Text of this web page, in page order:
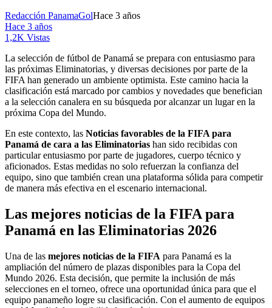
Redacción PanamaGolHace 3 años
Hace 3 años
1,2K Vistas
La selección de fútbol de Panamá se prepara con entusiasmo para
las próximas Eliminatorias, y diversas decisiones por parte de la
FIFA han generado un ambiente optimista. Este camino hacia la
clasificación está marcado por cambios y novedades que benefician
a la selección canalera en su búsqueda por alcanzar un lugar en la
próxima Copa del Mundo.
En este contexto, las Noticias favorables de la FIFA para
Panamá de cara a las Eliminatorias han sido recibidas con
particular entusiasmo por parte de jugadores, cuerpo técnico y
aficionados. Estas medidas no solo refuerzan la confianza del
equipo, sino que también crean una plataforma sólida para competir
de manera más efectiva en el escenario internacional.
Las mejores noticias de la FIFA para
Panamá en las Eliminatorias 2026
Una de las mejores noticias de la FIFA para Panamá es la
ampliación del número de plazas disponibles para la Copa del
Mundo 2026. Esta decisión, que permite la inclusión de más
selecciones en el torneo, ofrece una oportunidad única para que el
equipo panameño logre su clasificación. Con el aumento de equipos